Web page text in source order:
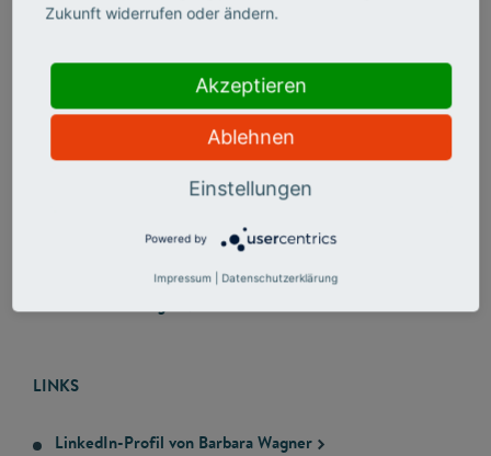
PUBLIKATIONEN
Digitalisierung in Studium und Lehre als strategische
Chance für Hochschulen
Leadership von der Theorie zur Praxis
evaluieren und nachhaltig verankern
Edtech-Start-ups und Bildungsinstitutionen
LINKS
LinkedIn-Profil von Barbara Wagner
Zukunft widerrufen oder ändern.
Akzeptieren
Ablehnen
Einstellungen
Powered by
Impressum Datenschutzerklärung